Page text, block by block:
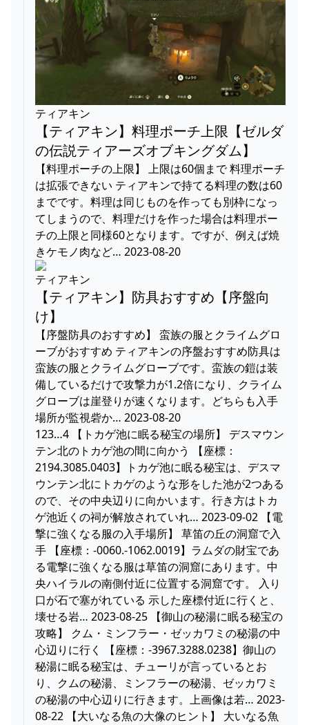
ティアキン
【ティアキン】料理ポーチ上限【ゼルダ
の伝説ティアーズオブキングダム】
【料理ポーチの上限】 上限は60個まで 料理ポーチ
は拡張できない ティアキンで持てる料理の数は60
までです。料理は同じものを作っても別枠になっ
てしまうので、料理だけを作った場合は料理ポー
チの上限と同様60となります。ですが、例えば焼
きケモノ肉など… 2023-08-20
ティアキン
【ティアキン】防具おすすめ【序盤向
け】
【序盤防具のおすすめ】 蛮族の服とクライムグロ
ーブがおすすめ ティアキンの序盤おすすめ防具は
蛮族の服とクライムグローブです。蛮族の鎧は装
備しているだけで攻撃力が1.2倍になり、クライム
グローブは崖登りが速くなります。どちらも入手
場所が監視砦か… 2023-08-20
123…4 【トカゲ池に眠る秘宝の場所】 デスマウン
テン北のトカゲ池の間に向かう 【座標：
2194.3085.0403】トカゲ池に眠る秘宝は、デスマ
ウンテン北にトカゲのような形をした池が2つある
ので、その中央辺りに向かいます。行き方はトカ
ゲ池近くの祠が解放されていれ… 2023-09-02 【電
撃に強くなる服の入手場所】 草笛の丘の洞窟で入
手 【座標：-0060.-1062.0019】ラムダの財宝であ
る電撃に強くなる服は草笛の洞窟にあります。中
央ハイラルの南側付近に位置する洞窟です。 入り
口が石で塞がれている 示した座標付近に行くと、
壊せる岩… 2023-08-25 【御山の秘湯に眠る秘宝の
攻略】 クム・ミンフラー・ゼッカワミの秘湯の中
心辺りに行く 【座標：-3967.3288.0238】御山の
秘湯に眠る秘宝は、チューリが言っているとお
り、クムの秘湯、ミンフラーの秘湯、ゼッカワミ
の秘湯の中心辺りに行きます。上画像は若… 2023-
08-22 【大いなる魚の大像のヒント】 大いなる魚